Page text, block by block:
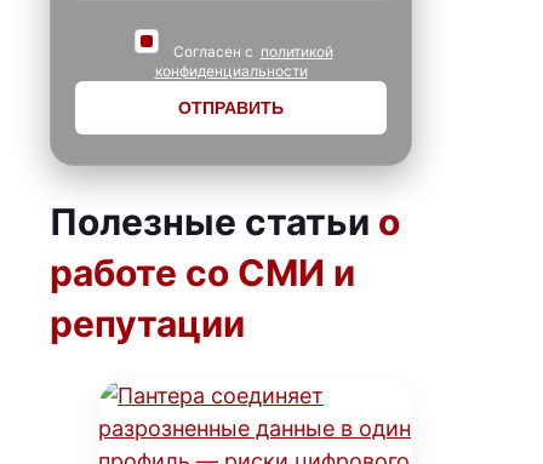
Согласен с политикой
конфиденциальности
Полезные статьи о
работе со СМИ и
репутации